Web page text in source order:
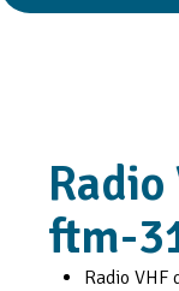
Radio
ftm-
Radio